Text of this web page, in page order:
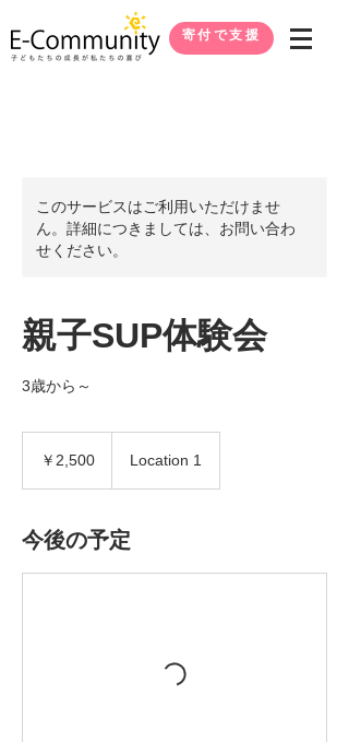
寄付で支援
このサービスはご利用いただけませ
ん。詳細につきましては、お問い合わ
せください。
親子SUP体験会
3歳から～
￥2,500 Location 1
今後の予定